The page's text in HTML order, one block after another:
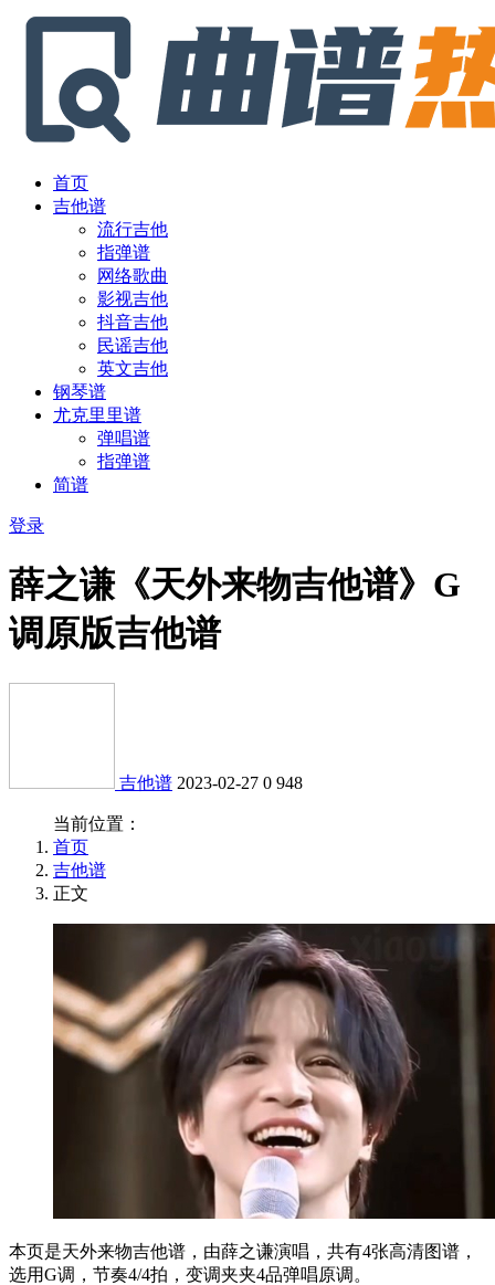
首页
吉他谱
流行吉他
指弹谱
网络歌曲
影视吉他
抖音吉他
民谣吉他
英文吉他
钢琴谱
尤克里里谱
弹唱谱
指弹谱
简谱
登录
薛之谦《天外来物吉他谱》G
调原版吉他谱
吉他谱 2023-02-27 0 948
当前位置：
首页
吉他谱
正文
本页是天外来物吉他谱，由薛之谦演唱，共有4张高清图谱，
选用G调，节奏4/4拍，变调夹夹4品弹唱原调。